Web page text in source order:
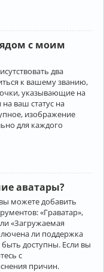
с моим
два
к вашему званию,
указывающие на
ваш статус на
изображение
для каждого
аватары?
можете добавить
«Граватар»,
«Загружаемая
ли поддержка
быть доступны. Если вы
с
причин.